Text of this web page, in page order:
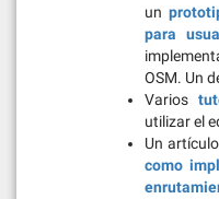
un
para
OSM. Un
Varios
utilizar el
Un
como